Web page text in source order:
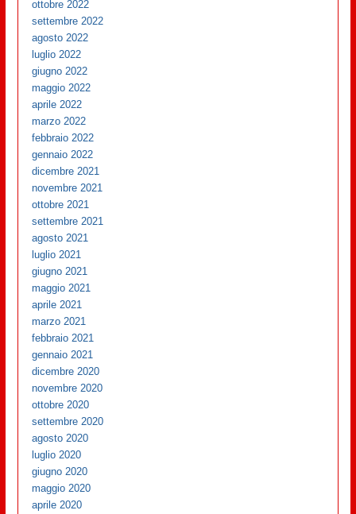
ottobre 2022
settembre 2022
agosto 2022
luglio 2022
giugno 2022
maggio 2022
aprile 2022
marzo 2022
febbraio 2022
gennaio 2022
dicembre 2021
novembre 2021
ottobre 2021
settembre 2021
agosto 2021
luglio 2021
giugno 2021
maggio 2021
aprile 2021
marzo 2021
febbraio 2021
gennaio 2021
dicembre 2020
novembre 2020
ottobre 2020
settembre 2020
agosto 2020
luglio 2020
giugno 2020
maggio 2020
aprile 2020